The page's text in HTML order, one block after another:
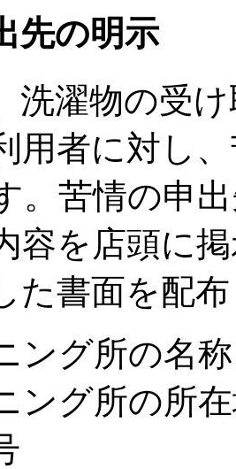
先の明示
洗濯物の受
用者に対し
。苦情の申
容を店頭に
た書面を配
ング所の名称
ング所の所